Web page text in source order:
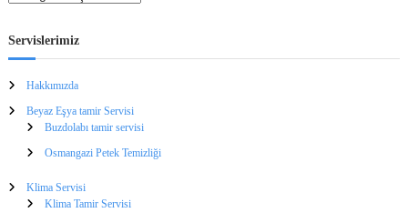
o
r
r
Servislerimiz
Hakkımızda
Beyaz Eşya tamir Servisi
Buzdolabı tamir servisi
Osmangazi Petek Temizliği
Klima Servisi
Klima Tamir Servisi